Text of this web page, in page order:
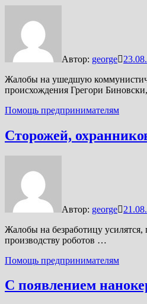
Автор: george
Жалобы на ушедшую
происхождения Грегори
Помощь предпринимателям
Сторожей,
Автор: george
Жалобы на безработицу
производству роботов …
Помощь предпринимателям
С появлением